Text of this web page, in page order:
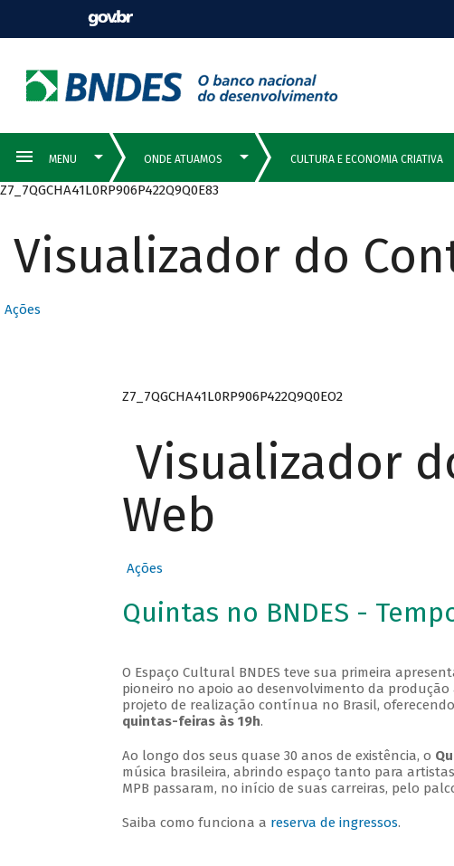
Z7_7QGCHA41L0RP906P422Q9Q0E83
Visualizador do
Ações
Z7_7QGCHA41L0RP906P422Q9Q0EO2
Visualizador
Web
Ações
Quintas no BNDES -
O Espaço Cultural BNDES teve sua primeira
pioneiro no apoio ao desenvolvimento da
projeto de realização contínua no Brasil,
quintas-feiras às 19h.
Ao longo dos seus quase 30 anos de existência, o
música brasileira, abrindo espaço tanto para
MPB passaram, no início de suas carreiras, pelo
Saiba como funciona a reserva de ingressos.